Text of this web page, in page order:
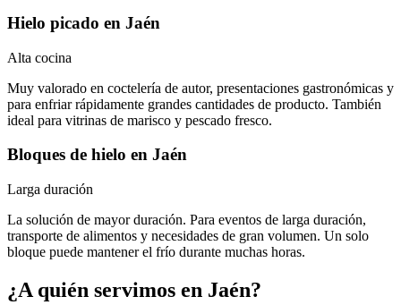
Hielo picado en Jaén
Alta cocina
Muy valorado en coctelería de autor, presentaciones gastronómicas y
para enfriar rápidamente grandes cantidades de producto. También
ideal para vitrinas de marisco y pescado fresco.
Bloques de hielo en Jaén
Larga duración
La solución de mayor duración. Para eventos de larga duración,
transporte de alimentos y necesidades de gran volumen. Un solo
bloque puede mantener el frío durante muchas horas.
¿A quién servimos en Jaén?